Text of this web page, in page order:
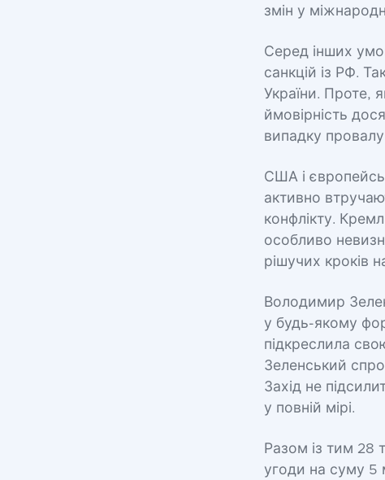
змін у
Серед інших
санкцій із РФ.
України. Проте,
ймовірність
випадку
США і
активно
конфлікту.
особливо
рішучих кроків
Володимир
у будь-якому
підкреслила
Зеленський
Захід не
у повній мірі.
Разом із тим 28
угоди на суму 5